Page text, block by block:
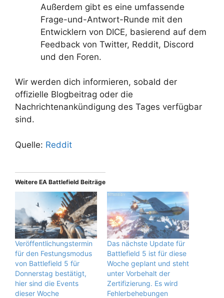
Außerdem gibt es eine umfassende
Frage-und-Antwort-Runde mit den
Entwicklern von DICE, basierend auf dem
Feedback von Twitter, Reddit, Discord
und den Foren.
Wir werden dich informieren, sobald der
offizielle Blogbeitrag oder die
Nachrichtenankündigung des Tages verfügbar
sind.
Quelle: Reddit
Weitere EA Battlefield Beiträge
Veröffentlichungstermin
für den Festungsmodus
von Battlefield 5 für
Donnerstag bestätigt,
hier sind die Events
dieser Woche
Das nächste Update für
Battlefield 5 ist für diese
Woche geplant und steht
unter Vorbehalt der
Zertifizierung. Es wird
Fehlerbehebungen